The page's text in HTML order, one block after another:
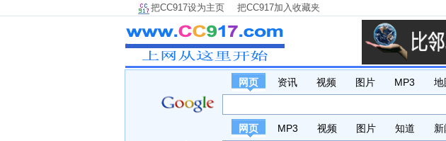
把CC917设为主页 把CC917加入收藏夹
网页 资讯 视频 图片 MP3 地
网页 MP3 视频 图片 知道 新